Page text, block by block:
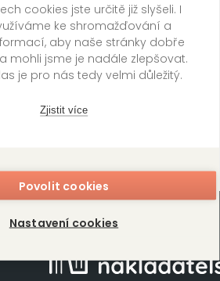
cookies jste určitě již slyšeli. I
ke shromažďování a
aby naše stránky dobře
mohli jsme je nadále zlepšovat.
je pro nás tedy velmi důležitý.
Zjistit více
Povolit cookies
Nastavení cookies
Zrození osobnosti